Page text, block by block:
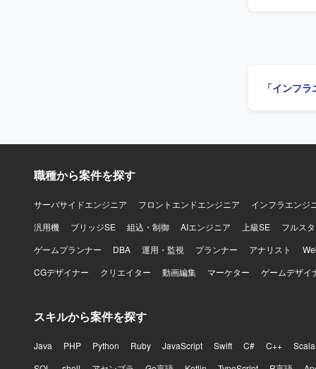
われるプ
運用設計を
「インフ
職種から案件を探す
サーバサイドエンジニア フロントエンドエンジニア
インフラエンジ
汎用機
ブリッジSE 組込・制御 AIエンジニア 上級SE
フルス
ゲームプランナー
DBA 運用・監視 プランナー アナリスト
CGデザイナー
クリエイター 動画編集 マーケター ゲームデザイ
スキルから案件を探す
Java PHP Python Ruby JavaScript Swift C# C++
Scala